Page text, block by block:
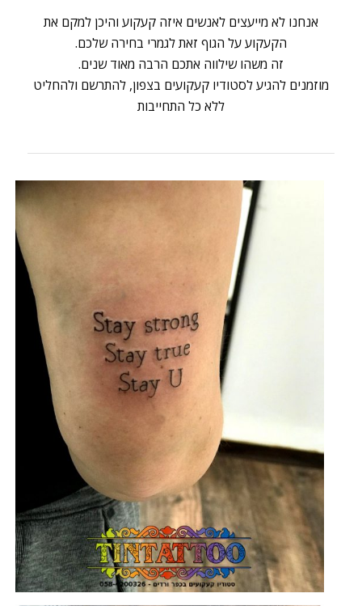
אנחנו לא מייעצים לאנשים איזה קעקוע והיכן למקם את
הקעקוע על הגוף זאת לגמרי בחירה שלכם.
זה משהו שילווה אתכם הרבה מאוד שנים.
מוזמנים להגיע לסטודיו קעקועים בצפון, להתרשם ולהחליט
ללא כל התחייבות